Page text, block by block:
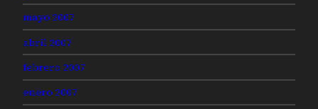
mayo 2007
abril 2007
febrero 2007
enero 2007